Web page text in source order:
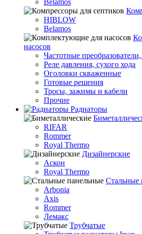
Belamos
HIBLOW
Belamos
насосов
Частотные
Реле давления, сухого хода
Оголовки скваженные
Готовые решения
Тросы, зажимы и кабели
Прочие
Радиаторы
RIFAR
Rommer
Royal Thermo
Дизайнерские
Аскон
Royal Thermo
Стальные
Arbonia
Axis
Rommer
Лемакс
Трубчатые